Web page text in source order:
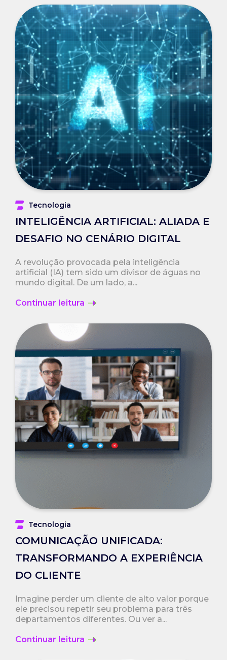
Tecnologia
INTELIGÊNCIA ARTIFICIAL: ALIADA E
DESAFIO NO CENÁRIO DIGITAL
A revolução provocada pela inteligência
artificial (IA) tem sido um divisor de águas no
mundo digital. De um lado, a...
Continuar leitura
Tecnologia
COMUNICAÇÃO UNIFICADA:
TRANSFORMANDO A EXPERIÊNCIA
DO CLIENTE
Imagine perder um cliente de alto valor porque
ele precisou repetir seu problema para três
departamentos diferentes. Ou ver a...
Continuar leitura